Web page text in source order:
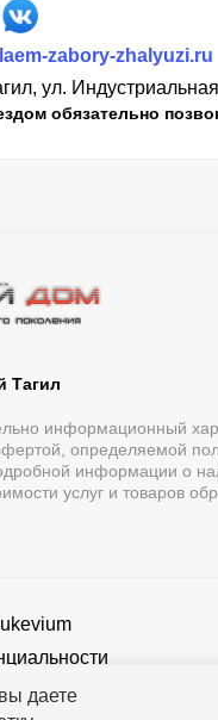
даете
zabory-zhalyuzi.ru
ул.
обязательно
Тагил
информационный
определяемой
информации о
услуг и товаров